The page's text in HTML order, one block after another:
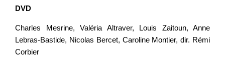
DVD
Charles Mesrine, Valéria Altraver, Louis Zaitoun, Anne
Lebras-Bastide, Nicolas Bercet, Caroline Montier, dir. Rémi
Corbier